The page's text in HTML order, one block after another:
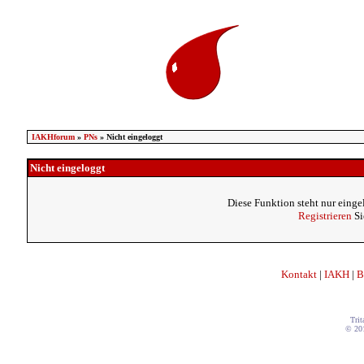
IAKHforum» PNs» Nicht eingeloggt
Nicht eingeloggt
Diese Funktion steht nur
Registrieren
Kontakt | IAKH |
©